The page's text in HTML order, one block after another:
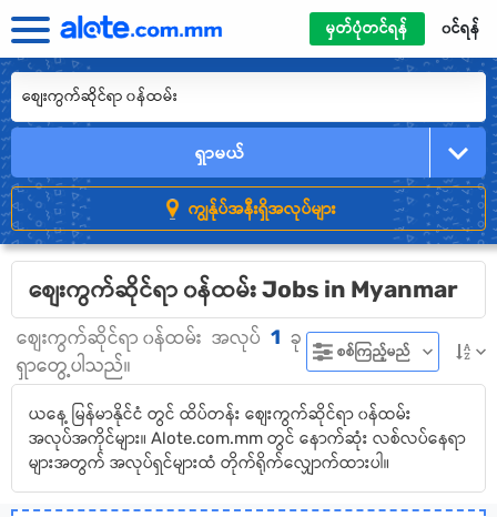
မှတ်ပုံတင်ရန် ၀င်ရန်
ရှာမယ်
ကျွန်ုပ်အနီးရှိအလုပ်များ
စျေးကွက်ဆိုင်ရာ ၀န်ထမ်း Jobs in Myanmar
စျေးကွက်ဆိုင်ရာ ၀န်ထမ်း အလုပ် 1 ခု
ရှာတွေ့ပါသည်။
စစ်ကြည့်မည်
ယနေ့ မြန်မာနိုင်ငံ တွင် ထိပ်တန်း စျေးကွက်ဆိုင်ရာ ၀န်ထမ်း
အလုပ်အကိုင်များ။ Alote.com.mm တွင် နောက်ဆုံး လစ်လပ်နေရာ
များအတွက် အလုပ်ရှင်များထံ တိုက်ရိုက်လျှောက်ထားပါ။